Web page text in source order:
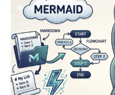
Agile
and
More